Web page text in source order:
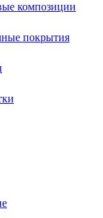
композиции
покрытия